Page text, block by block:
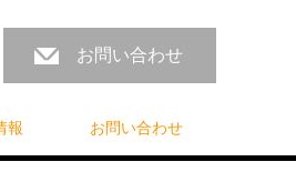
お問い合わせ
報 お問い合わせ